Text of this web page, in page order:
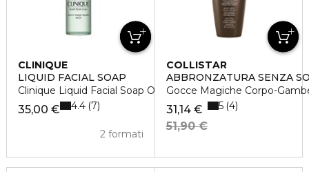
CLINIQUE
LIQUID FACIAL SOAP
Clinique Liquid Facial Soap Oily Skin
35,00 €
2 formati
4.4 7
COLLISTAR
ABBRONZATURA SENZA
Gocce Magiche Corpo-
31,14 €
51,90 €
5 4